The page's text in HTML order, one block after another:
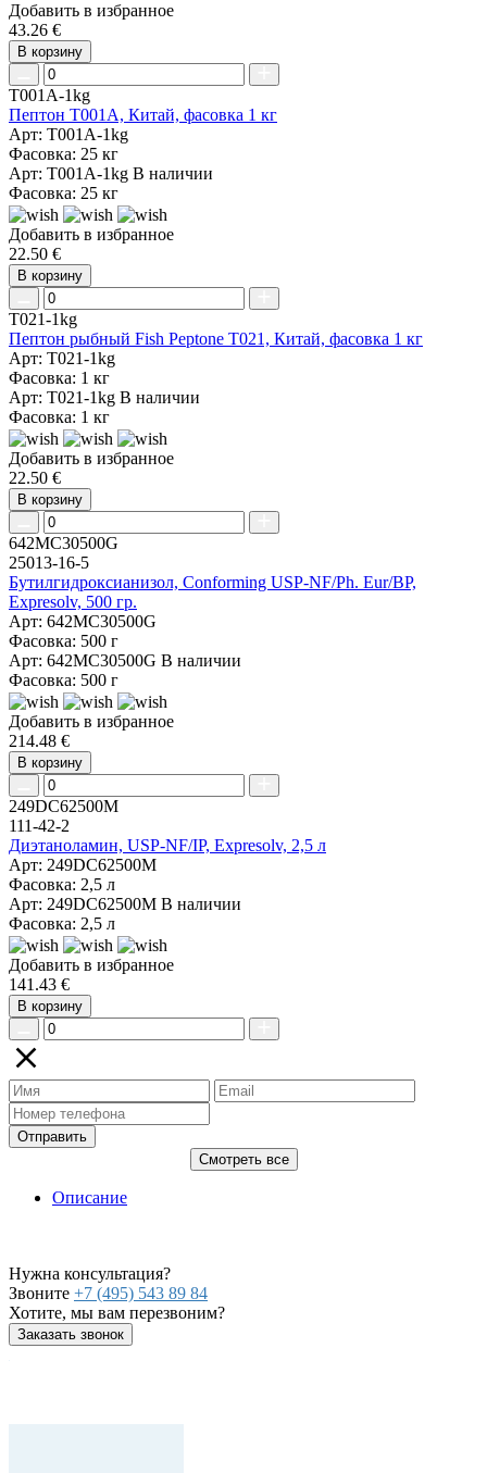
Добавить в избранное
43.26 €
В корзину
T001A-1kg
Пептон T001A, Китай, фасовка 1 кг
Арт: T001A-1kg
Фасовка: 25 кг
Арт: T001A-1kg В наличии
Фасовка: 25 кг
Добавить в избранное
22.50 €
В корзину
T021-1kg
Пептон рыбный Fish Peptone T021, Китай, фасовка 1 кг
Арт: T021-1kg
Фасовка: 1 кг
Арт: T021-1kg В наличии
Фасовка: 1 кг
Добавить в избранное
22.50 €
В корзину
642MC30500G
25013-16-5
Бутилгидроксианизол, Conforming USP-NF/Ph. Eur/BP,
Expresolv, 500 гр.
Арт: 642MC30500G
Фасовка: 500 г
Арт: 642MC30500G В наличии
Фасовка: 500 г
Добавить в избранное
214.48 €
В корзину
249DC62500M
111-42-2
Диэтаноламин, USP-NF/IP, Expresolv, 2,5 л
Арт: 249DC62500M
Фасовка: 2,5 л
Арт: 249DC62500M В наличии
Фасовка: 2,5 л
Добавить в избранное
141.43 €
В корзину
Отправить
Смотреть все
Описание
Нужна консультация?
Звоните +7 (495) 543 89 84
Хотите, мы вам перезвоним?
Заказать звонок